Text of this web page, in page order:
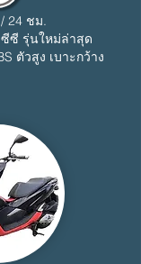
24 ชม.
ซีซี รุ่นใหม่ล่าสุด
ตัวสูง เบาะกว้าง